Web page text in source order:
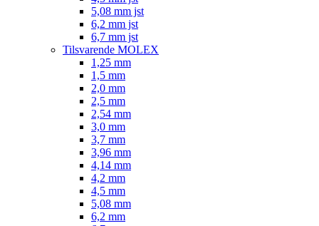
5,08 mm jst
6,2 mm jst
6,7 mm jst
Tilsvarende MOLEX
1,25 mm
1,5 mm
2,0 mm
2,5 mm
2,54 mm
3,0 mm
3,7 mm
3,96 mm
4,14 mm
4,2 mm
4,5 mm
5,08 mm
6,2 mm